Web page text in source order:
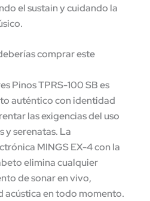
el sustain y cuidando la
comprar este
Pinos TPRS-100 SB es
auténtico con identidad
las exigencias del uso
y serenatas. La
MINGS EX-4 con la
elimina cualquier
de sonar en vivo,
en todo momento.